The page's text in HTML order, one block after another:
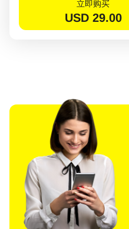
立即购买
USD 29.00